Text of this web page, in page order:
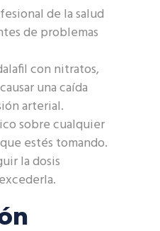
de la salud
de problemas
con nitratos,
una caída
arterial.
sobre cualquier
estés tomando.
la dosis